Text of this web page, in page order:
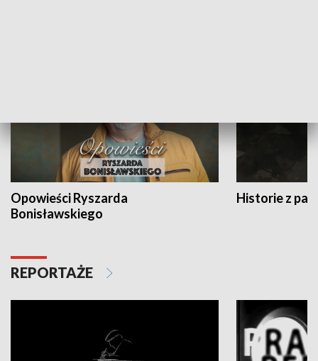
Opowieści Ryszarda
Bonisławskiego
Historie z
REPORTAŻE